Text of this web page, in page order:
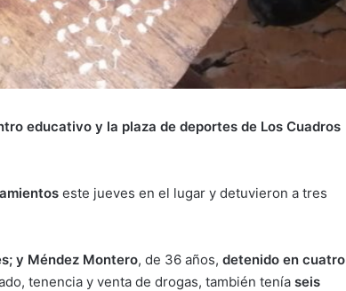
educativo y la plaza de deportes de Los Cuadros
este jueves en el lugar y detuvieron a tres
y Méndez Montero, de 36 años, detenido en cuatro
tenencia y venta de drogas, también tenía seis